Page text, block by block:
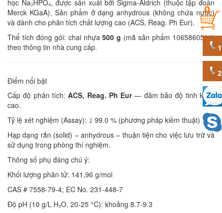
0
học Na₂HPO₄, được sản xuất bởi Sigma-Aldrich (thuộc tập đoàn
Merck KGaA). Sản phẩm ở dạng anhydrous (không chứa nước)
và dành cho phân tích chất lượng cao (ACS, Reag. Ph Eur).
Thể tích đóng gói: chai nhựa500 g (mã sản phẩm 1065860500)
theo thông tin nhà cung cấp.
Điểm nổi bật
Cấp độ phân tích:ACS, Reag. Ph Eur— đảm bảo độ tinh khiết
cao.
Tỷ lệ xét nghiệm (Assay): ≥ 99.0 % (phương pháp kiềm thuật)
Hạp dạng rắn (solid) – anhydrous – thuận tiện cho việc lưu trữ và
sử dụng trong phòng thí nghiệm.
Thông số phụ đáng chú ý:
Khối lượng phân tử: 141,96 g/mol
CAS # 7558-79-4; EC No. 231-448-7
Độ pH (10 g/L H₂O, 20-25 °C): khoảng 8.7-9.3